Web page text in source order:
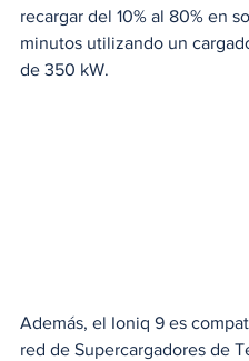
recargar del 10% al 80% en
minutos utilizando un
de 350 kW.
Además, el Ioniq 9 es
red de Supercargadores de